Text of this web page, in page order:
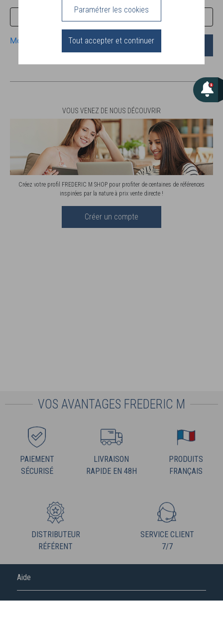
Paramétrer les cookies
Tout accepter et continuerConnexion
Mot de passe oublié?
VOUS VENEZ DE NOUS DÉCOUVRIR
Créez votre profil FREDERIC M SHOP pour profiter de centaines de références
inspirées par la nature à prix vente directe !
Créer un compte
VOS AVANTAGES FREDERIC M
PAIEMENT
SÉCURISÉ
LIVRAISON
RAPIDE EN 48H
PRODUITS
FRANÇAIS
DISTRIBUTEUR
RÉFÉRENT
SERVICE CLIENT
7/7
Aide